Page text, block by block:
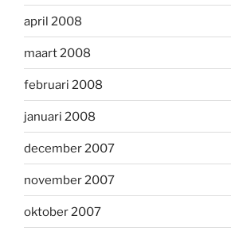
april 2008
maart 2008
februari 2008
januari 2008
december 2007
november 2007
oktober 2007